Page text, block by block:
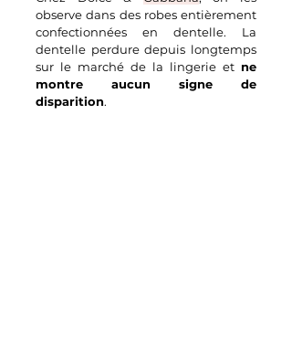
observe dans des robes entièrement
confectionnées en dentelle. La
dentelle perdure depuis longtemps
sur le marché de la lingerie et ne
montre aucun signe de
disparition.